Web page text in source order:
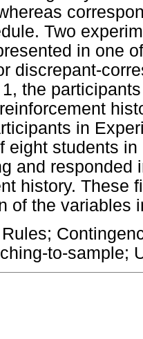
Two
in one
discrepant-
the
in
eight students
and responded
history. These
of the variables
Rules;
to-sample;